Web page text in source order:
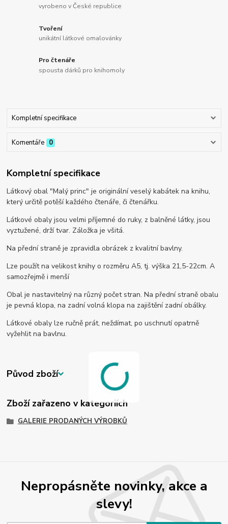
vyrobeno v České republice
Tvoření
unikátní látkové omalovánky
Pro čtenáře
spousta dárků pro knihomoly
Kompletní specifikace
Komentáře 0
Kompletní specifikace
Látkový obal "Malý princ" je originální veselý kabátek na knihu,
který určitě potěší každého čtenáře, či čtenářku.
Látkové obaly jsou velmi příjemné do ruky, z balněné látky, jsou
vyztužené, drží tvar. Záložka je všitá.
Na přední straně je zpravidla obrázek z kvalitní bavlny.
Lze použít na velikost knihy o rozměru A5, tj. výška 21,5-22cm. A
samozřejmě i menší
Obal je nastavitelný na různý počet stran. Na přední straně obalu
je pevná klopa, na zadní volná klopa na zajištění zadní obálky.
Látkové obaly lze ručně prát, neždímat, po uschnutí opatrně
vyžehlit na bavlnu.
Původ zboží
Zboží zařazeno v kategoriích
GALERIE PRODANÝCH VÝROBKŮ
Nepropásněte novinky, akce a
slevy!